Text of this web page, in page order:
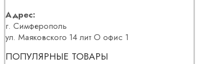
Адрес:
г. Симферополь
ул. Маяковского 14 лит О офис 1
ПОПУЛЯРНЫЕ ТОВАРЫ